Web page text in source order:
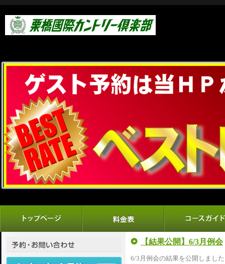
【結果公開】6/3月例会
6/3月例会の結果を公開しまし